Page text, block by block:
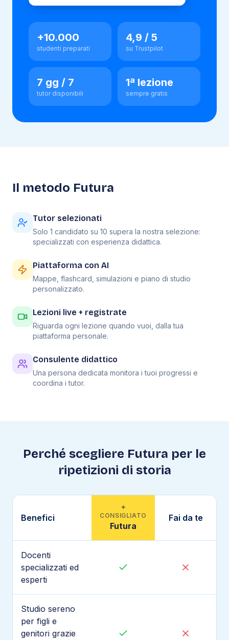
+10.000
studenti preparati
4,9 / 5
su Trustpilot
7 gg / 7
tutor disponibili
1ª lezione
sempre gratis
Il metodo Futura
Tutor selezionati
Solo 1 candidato su 10 supera la nostra selezione:
specializzati con esperienza didattica.
Piattaforma con AI
Mappe, flashcard, simulazioni e piano di studio
personalizzato.
Lezioni live + registrate
Riguarda ogni lezione quando vuoi, dalla tua
piattaforma personale.
Consulente didattico
Una persona dedicata monitora i tuoi progressi e
coordina i tutor.
Perché scegliere Futura per le
ripetizioni di storia
Benefici
✦
CONSIGLIATO
Futura
Fai da te
Docenti
specializzati ed
esperti
Studio sereno
per figli e
genitori grazie